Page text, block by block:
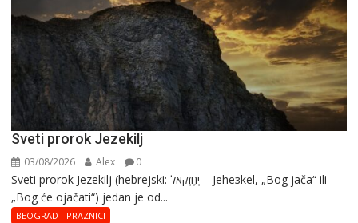
Sveti prorok Jezekilj
03/08/2026 Alex 0
Sveti prorok Jezekilj (hebrejski: יְחֶזְקֵאל – Jehезkel, „Bog jača“ ili
„Bog će ojačati“) jedan je od...
BEOGRAD - PRAZNICI